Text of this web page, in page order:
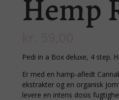
Hemp
Pedi in a Box deluxe, 4 step.
Er med en hamp-afledt
ekstrakter og en organisk
levere en intens dosis